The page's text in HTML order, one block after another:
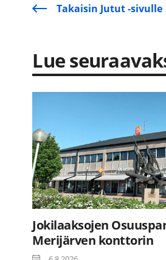
Takaisin Jutut -sivulle
Lue
Jokilaaksojen
Merijärven konttorin